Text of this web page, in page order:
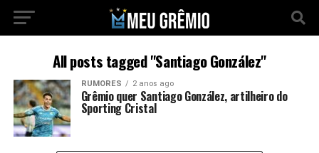
All posts tagged "Santiago González"
RUMORES 2 anos ago
Grêmio quer Santiago González, artilheiro do
Sporting Cristal